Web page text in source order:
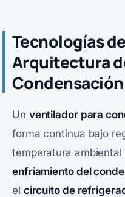
Tecnologías
Arquitectura
Condensación
Un ventilador para
forma continua bajo
temperatura
enfriamiento del
el circuito de